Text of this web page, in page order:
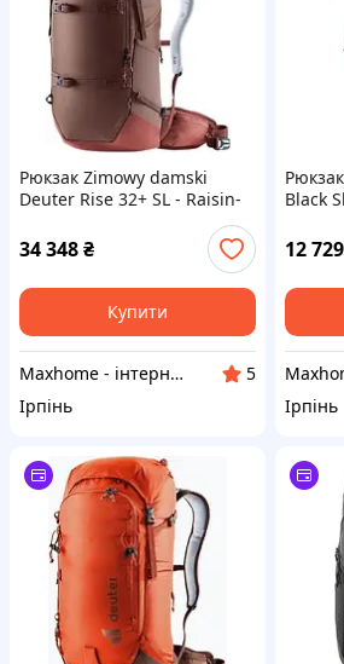
Рюкзак Zimowy damski
Deuter Rise 32+ SL - Raisin-
34 348₴
Купити
Maxhome - інтернет магазин
5
Ірпінь
Black
12 729
Ірпінь